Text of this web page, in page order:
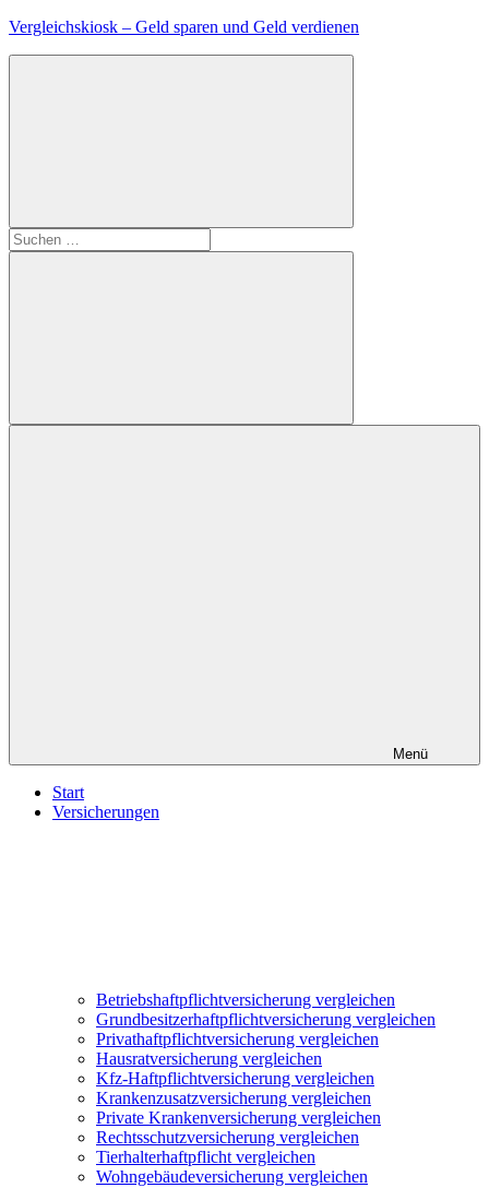
Zum
Vergleichskiosk – Geld sparen und Geld verdienen
Suchen
nach:
Suchen
Menü
Start
Versicherungen
Betriebshaftpflichtversicherung vergleichen
Grundbesitzerhaftpflichtversicherung vergleichen
Privathaftpflichtversicherung vergleichen
Hausratversicherung vergleichen
Kfz-Haftpflichtversicherung vergleichen
Krankenzusatzversicherung vergleichen
Private Krankenversicherung vergleichen
Rechtsschutzversicherung vergleichen
Tierhalterhaftpflicht vergleichen
Wohngebäudeversicherung vergleichen